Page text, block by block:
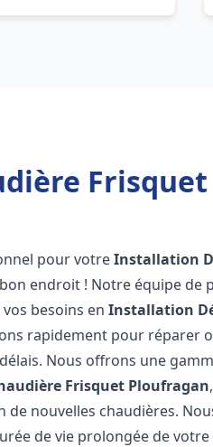
pour votreInstallation
endroit ! Notre équipe de
besoins enInstallation
rapidement pour réparer
Nous offrons une
Frisquet Ploufragan
nouvelles chaudières.
de vie prolongée de